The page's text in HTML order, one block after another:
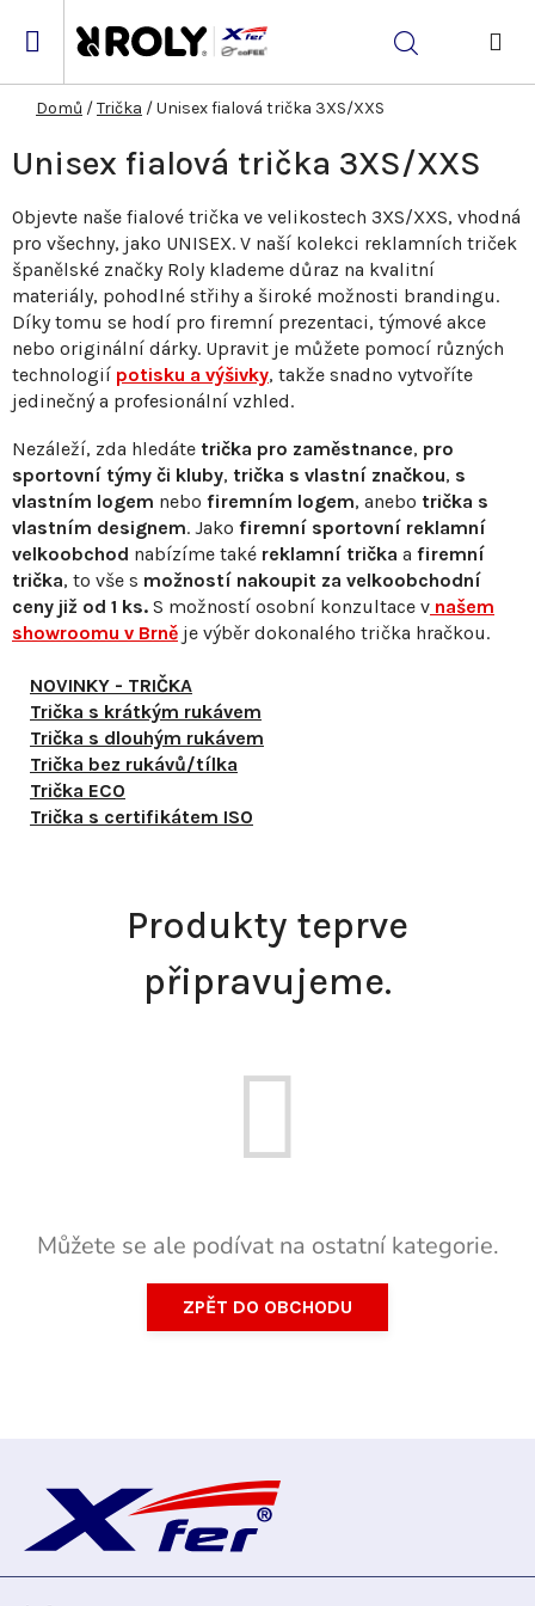
Hledat
Domů /Trička /Unisex fialová trička 3XS/XXS
Unisex fialová trička 3XS/XXS
Objevte naše fialové trička ve velikostech 3XS/XXS, vhodná
pro všechny, jako UNISEX. V naší kolekci reklamních triček
španělské značky Roly klademe důraz na kvalitní
materiály, pohodlné střihy a široké možnosti brandingu.
Díky tomu se hodí pro firemní prezentaci, týmové akce
nebo originální dárky. Upravit je můžete pomocí různých
technologií potisku a výšivky, takže snadno vytvoříte
jedinečný a profesionální vzhled.
Nezáleží, zda hledáte trička pro zaměstnance, pro
sportovní týmy či kluby, trička s vlastní značkou, s
vlastním logem nebo firemním logem, anebo trička s
vlastním designem. Jako firemní sportovní reklamní
velkoobchod nabízíme také reklamní trička a firemní
trička, to vše s možností nakoupit za velkoobchodní
ceny již od 1 ks. S možností osobní konzultace v našem
showroomu v Brně je výběr dokonalého trička hračkou.
NOVINKY - TRIČKA
Trička s krátkým rukávem
Trička s dlouhým rukávem
Trička bez rukávů/tílka
Trička ECO
Trička s certifikátem ISO
Produkty teprve
připravujeme.
Můžete se ale podívat na ostatní kategorie.
ZPĚT DO OBCHODU
p